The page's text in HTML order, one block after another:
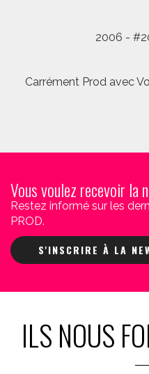
2006 -
Carrément Prod avec
Vous voulez recevoir la
Restez informé sur les
PROD.
S'INSCRIRE À LA
ILS NOUS